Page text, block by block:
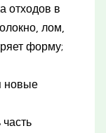
отходов в
лом,
форму;
новые